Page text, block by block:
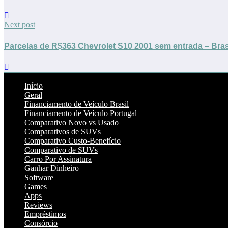
Next post
Parcelas de R$363 Chevrolet S10 2001 sem entrada –
Início
Geral
Financiamento de Veículo Brasil
Financiamento de Veículo Portugal
Comparativo Novo vs Usado
Comparativos de SUVs
Comparativo Custo-Benefício
Comparativo de SUVs
Carro Por Assinatura
Ganhar Dinheiro
Software
Games
Apps
Reviews
Empréstimos
Consórcio